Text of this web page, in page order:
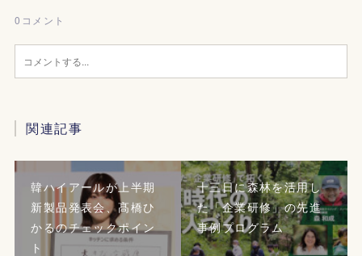
0 コメント
関連記事
韓ハイアールが上半期
新製品発表会、髙橋ひ
かるのチェックポイン
ト
十三日に森林を活用し
た「企業研修」の先進
事例プログラム